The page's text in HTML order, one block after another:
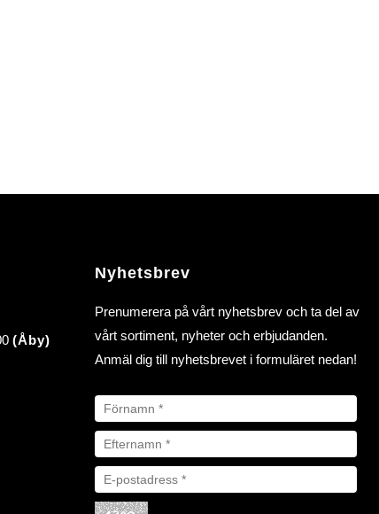
(Åby)
Nyhetsbrev
Prenumerera på vårt nyhetsbrev och ta del av
vårt sortiment, nyheter och erbjudanden.
Anmäl dig till nyhetsbrevet i formuläret nedan!